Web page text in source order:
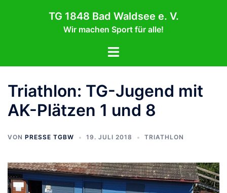
TG 1848 Bad Waldsee e. V.
Wir machen Sport für alle!
Menü
Triathlon: TG-Jugend mit
AK-Plätzen 1 und 8
VON PRESSE TGBW 19. JULI 2018 TRIATHLON